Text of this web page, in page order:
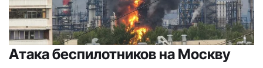
Атака беспилотников на Москву